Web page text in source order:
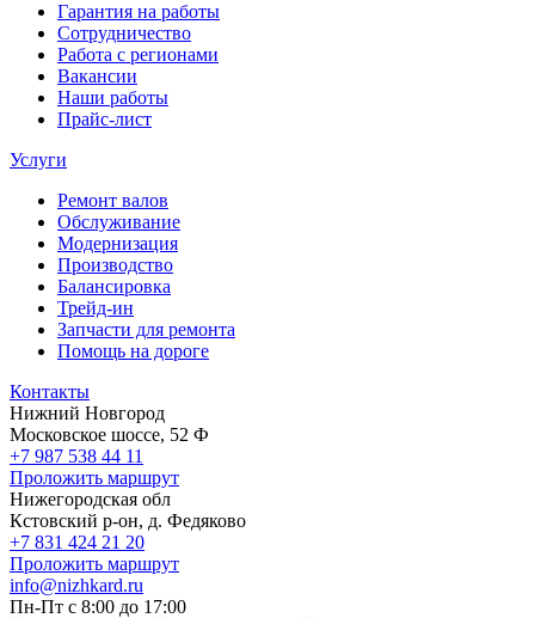
Гарантия на работы
Сотрудничество
Работа с регионами
Вакансии
Наши работы
Прайс-лист
Услуги
Ремонт валов
Обслуживание
Модернизация
Производство
Балансировка
Трейд-ин
Запчасти для ремонта
Помощь на дороге
Контакты
Нижний Новгород
Московское шоссе, 52 Ф
+7 987 538 44 11
Проложить маршрут
Нижегородская обл
Кстовский р-он, д. Федяково
+7 831 424 21 20
Проложить маршрут
info@nizhkard.ru
Пн-Пт с 8:00 до 17:00